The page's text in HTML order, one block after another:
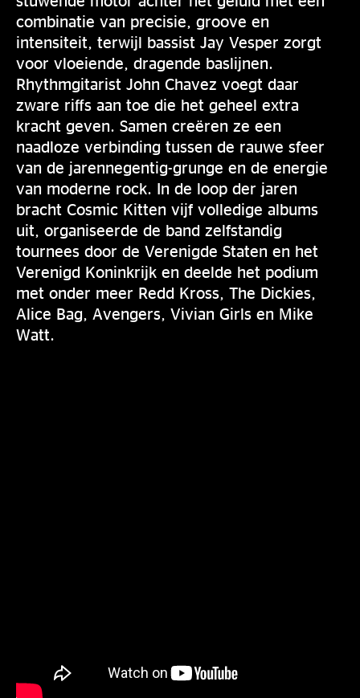
combinatie van precisie, groove en
intensiteit, terwijl bassist Jay Vesper zorgt
voor vloeiende, dragende baslijnen.
Rhythmgitarist John Chavez voegt daar
zware riffs aan toe die het geheel extra
kracht geven. Samen creëren ze een
naadloze verbinding tussen de rauwe sfeer
van de jarennegentig-grunge en de energie
van moderne rock. In de loop der jaren
bracht Cosmic Kitten vijf volledige albums
uit, organiseerde de band zelfstandig
tournees door de Verenigde Staten en het
Verenigd Koninkrijk en deelde het podium
met onder meer Redd Kross, The Dickies,
Alice Bag, Avengers, Vivian Girls en Mike
Watt.